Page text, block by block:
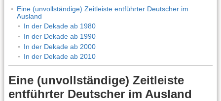
Eine (unvollständige) Zeitleiste entführter Deutscher im
Ausland
In der Dekade ab 1980
In der Dekade ab 1990
In der Dekade ab 2000
In der Dekade ab 2010
Eine (unvollständige) Zeitleiste
entführter Deutscher im Ausland